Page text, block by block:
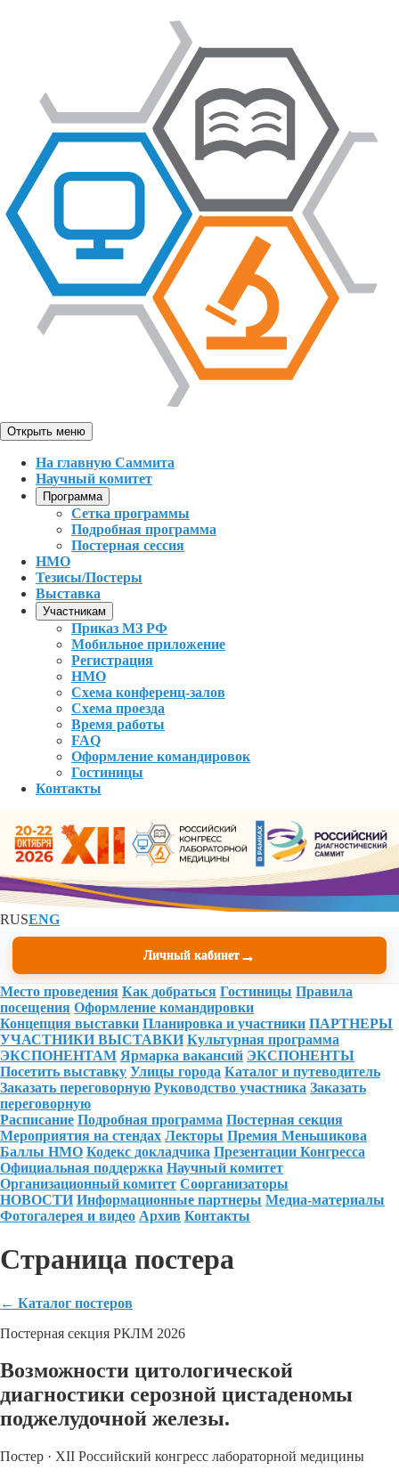
Открыть меню
На главную Саммита
Научный комитет
Программа
Сетка программы
Подробная программа
Постерная сессия
НМО
Тезисы/Постеры
Выставка
Участникам
Приказ МЗ РФ
Мобильное приложение
Регистрация
НМО
Схема конференц-залов
Схема проезда
Время работы
FAQ
Оформление командировок
Гостиницы
Контакты
RUSENG
Личный кабинет →
Место проведения Как добраться Гостиницы Правила
посещения Оформление командировки
Концепция выставки Планировка и участники ПАРТНЕРЫ
УЧАСТНИКИ ВЫСТАВКИ Культурная программа
ЭКСПОНЕНТАМ Ярмарка вакансий ЭКСПОНЕНТЫ
Посетить выставку Улицы города Каталог и путеводитель
Заказать переговорную Руководство участника Заказать
переговорную
Расписание Подробная программа Постерная секция
Мероприятия на стендах Лекторы Премия Меньшикова
Баллы НМО Кодекс докладчика Презентации Конгресса
Официальная поддержка Научный комитет
Организационный комитет Соорганизаторы
НОВОСТИ Информационные партнеры Медиа-материалы
Фотогалерея и видео Архив Контакты
Страница постера
← Каталог постеров
Постерная секция РКЛМ 2026
Возможности цитологической
диагностики серозной цистаденомы
поджелудочной железы.
Постер · XII Российский конгресс лабораторной медицины